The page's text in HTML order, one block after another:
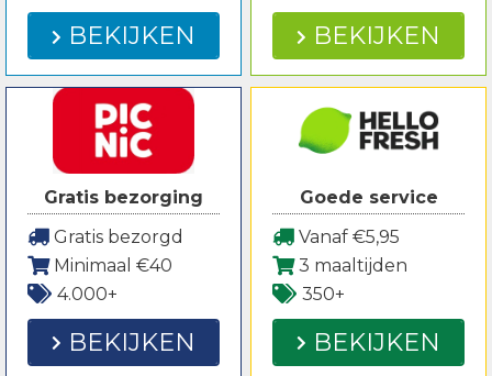
BEKIJKEN BEKIJKEN
Gratis bezorging
Gratis bezorgd
Minimaal €40
4.000+
BEKIJKEN
Goede service
Vanaf €5,95
3 maaltijden
350+
BEKIJKEN